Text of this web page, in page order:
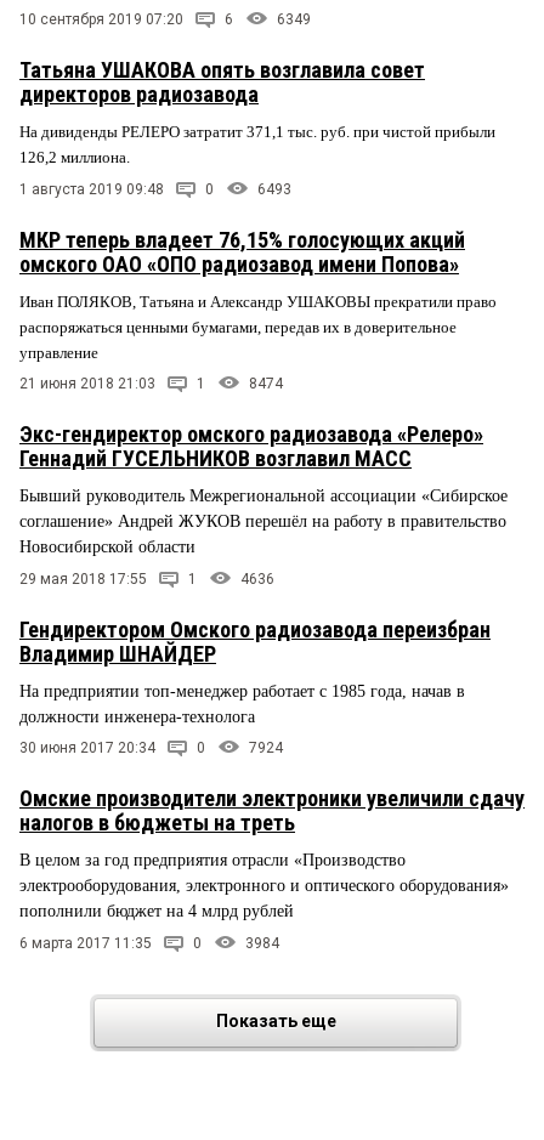
10 сентября 2019 07:20 6 6349
Татьяна УШАКОВА опять возглавила совет
директоров радиозавода
На дивиденды РЕЛЕРО затратит 371,1 тыс. руб. при чистой прибыли
126,2 миллиона.
1 августа 2019 09:48 0 6493
МКР теперь владеет 76,15% голосующих акций
омского ОАО «ОПО радиозавод имени Попова»
Иван ПОЛЯКОВ, Татьяна и Александр УШАКОВЫ прекратили право
распоряжаться ценными бумагами, передав их в доверительное
управление
21 июня 2018 21:03 1 8474
Экс-гендиректор омского радиозавода «Релеро»
Геннадий ГУСЕЛЬНИКОВ возглавил МАСС
Бывший руководитель Межрегиональной ассоциации «Сибирское
соглашение» Андрей ЖУКОВ перешёл на работу в правительство
Новосибирской области
29 мая 2018 17:55 1 4636
Гендиректором Омского радиозавода переизбран
Владимир ШНАЙДЕР
На предприятии топ-менеджер работает с 1985 года, начав в
должности инженера-технолога
30 июня 2017 20:34 0 7924
Омские производители электроники увеличили сдачу
налогов в бюджеты на треть
В целом за год предприятия отрасли «Производство
электрооборудования, электронного и оптического оборудования»
пополнили бюджет на 4 млрд рублей
6 марта 2017 11:35 0 3984
Показать еще